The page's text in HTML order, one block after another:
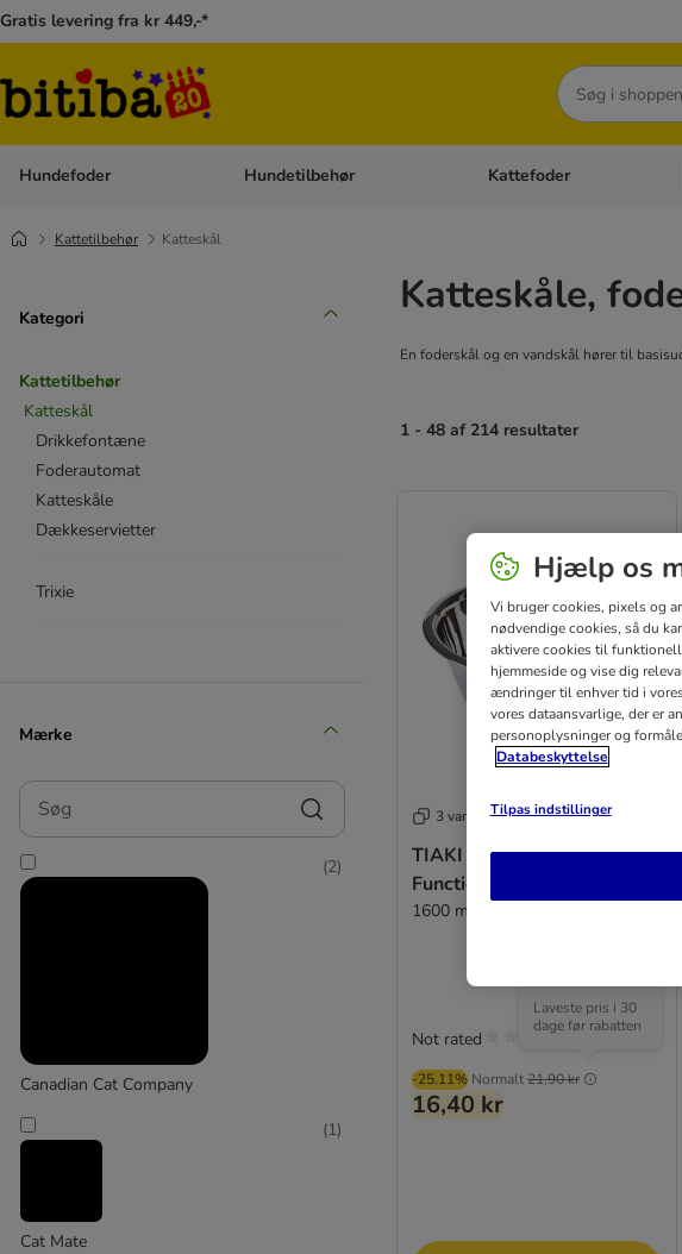
Gratis levering fra kr 449,-*
Søg
Hundefoder Åben kategori menu: Hundefoder
Hundetilbehør Åben kategori menu:
Kattefoder
Kattetilbehør Katteskål
Kategori
Kattetilbehør
Katteskål
Drikkefontæne
Foderautomat
Katteskåle
Dækkeservietter
Trixie
Mærke
Søg
Canadian Cat Company
(2)
Cat Mate
(1)
Katteskåle,
En foderskål og en vandskål hører til
1 - 48 af 214 resultater
3 varianter
TIAKI skål i rustfrit stål
Functional
1600 ml, Ø 21 cm
-25.11% Normalt21,90 kr
Laveste pris i 30
dage før rabatten
16,40 kr
Not rated
Hjælp os
Vi bruger cookies, pixels og
nødvendige cookies, så du
aktivere cookies til
hjemmeside og vise dig
ændringer til enhver tid i
vores dataansvarlige, der er
personoplysninger og
Databeskyttelse
Tilpas indstillinger